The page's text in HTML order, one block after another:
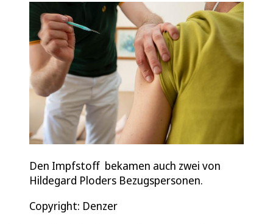
Den Impfstoff bekamen auch zwei von
Hildegard Ploders Bezugspersonen.
Copyright: Denzer